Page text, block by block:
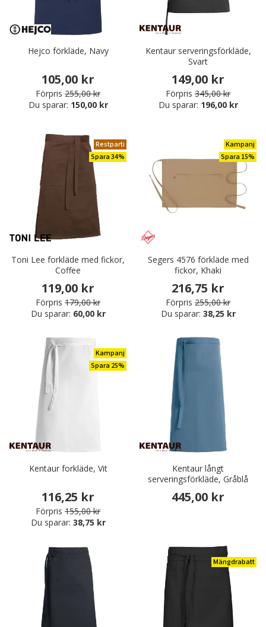
Hejco förkläde, Navy
105,00 kr
Förpris 255,00 kr
Du sparar: 150,00 kr
Kentaur serveringsförkläde,
Svart
149,00 kr
Förpris 345,00 kr
Du sparar: 196,00 kr
Restparti
Spara 34%
Toni Lee forkläde med fickor,
Coffee
119,00 kr
Förpris 179,00 kr
Du sparar: 60,00 kr
Kampanj
Spara 15%
Segers 4576 förkläde med
fickor, Khaki
216,75 kr
Förpris 255,00 kr
Du sparar: 38,25 kr
Kampanj
Spara 25%
Kentaur forkläde, Vit
116,25 kr
Förpris 155,00 kr
Du sparar: 38,75 kr
Kentaur långt
serveringsförkläde, Gråblå
445,00 kr
Mängdrabatt